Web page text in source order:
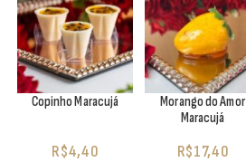
Copinho Maracujá
R$4,40
Morango do Amor
Maracujá
R$17,40